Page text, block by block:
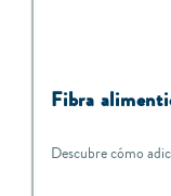
Fibra
Descubre cómo